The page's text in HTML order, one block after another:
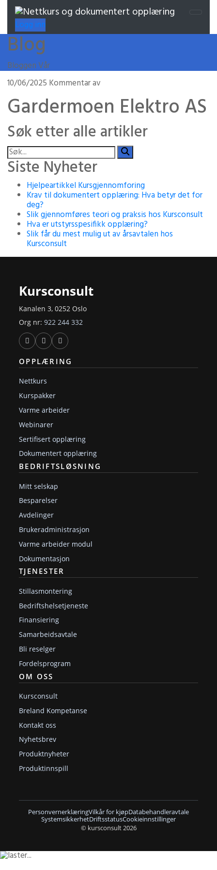
Logg inn
Blog
Bloggen Vår
10/06/2025 Kommentar av
Gardermoen Elektro AS
Søk etter alle artikler
Siste Nyheter
Hjelpeartikkel Kursgjennomforing
Krav til dokumentert opplæring: Hva betyr det for
deg?
Slik gjennomføres teori og praksis hos Kursconsult
Hva er utstyrsspesifikk opplæring?
Slik får du mest mulig ut av årsavtalen hos
Kursconsult
Kursconsult
Kanalen 3, 0252 Oslo
Org nr: 922 244 332
OPPLÆRING
Nettkurs
Kurspakker
Varme arbeider
Webinarer
Sertifisert opplæring
Dokumentert opplæring
BEDRIFTSLØSNING
Mitt selskap
Besparelser
Avdelinger
Brukeradministrasjon
Varme arbeider modul
Dokumentasjon
TJENESTER
Stillasmontering
Bedriftshelsetjeneste
Finansiering
Samarbeidsavtale
Bli reselger
Fordelsprogram
OM OSS
Kursconsult
Breland Kompetanse
Kontakt oss
Nyhetsbrev
Produktnyheter
Produktinnspill
PersonvernerklæringVilkår for kjøpDatabehandleravtale
SystemsikkerhetDriftsstatusCookieinnstillinger
© kursconsult 2026